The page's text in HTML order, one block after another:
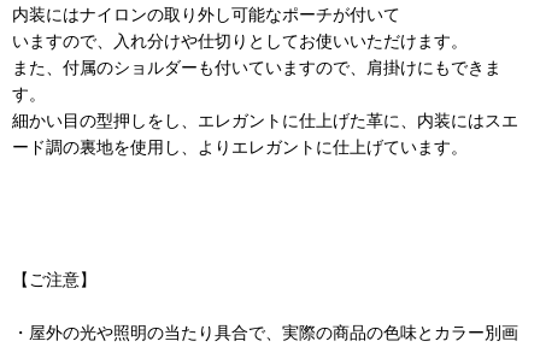
内装にはナイロンの取り外し可能なポーチが付いて
いますので、入れ分けや仕切りとしてお使いいただけます。
また、付属のショルダーも付いていますので、肩掛けにもできま
す。
細かい目の型押しをし、エレガントに仕上げた革に、内装にはスエ
ード調の裏地を使用し、よりエレガントに仕上げています。
【ご注意】
・屋外の光や照明の当たり具合で、実際の商品の色味とカラー別画